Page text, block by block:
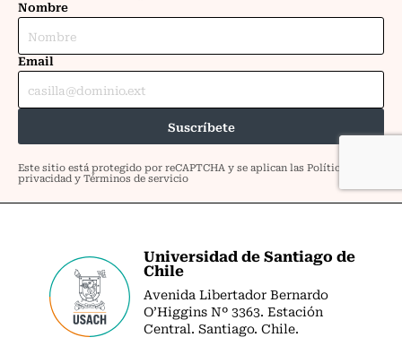
Universidad de Santiago de
Chile
Avenida Libertador Bernardo
O’Higgins Nº 3363. Estación
Central. Santiago. Chile.